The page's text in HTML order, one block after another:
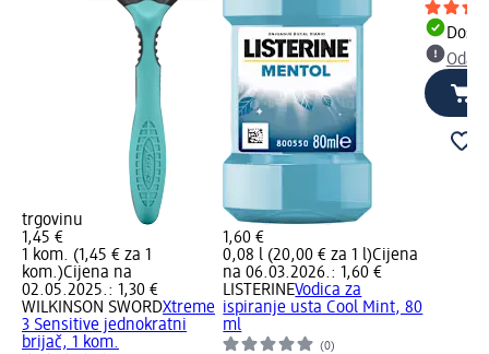
trgovinu
1,45 €
1 kom. (1,45 € za 1
kom.)Cijena na
02.05.2025.: 1,30 €
WILKINSON SWORDXtreme
3 Sensitive jednokratni
brijač, 1 kom.
1,60 €
0,08 l (20,00 € za 1 l)Cijena
na 06.03.2026.: 1,60 €
LISTERINEVodica za
ispiranje usta Cool Mint, 80
ml
(0)